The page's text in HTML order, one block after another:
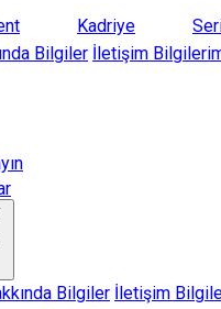
Kadriye
Bilgiler İletişim
Bilgiler İletişim